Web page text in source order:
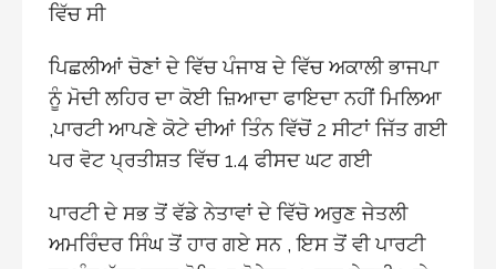
ਵਿੱਚ ਸੀ
ਪਿਛਲੀਆਂ ਚੋਣਾਂ ਦੇ ਵਿੱਚ ਪੰਜਾਬ ਦੇ ਵਿੱਚ ਅਕਾਲੀ ਭਾਜਪਾ
ਨੂੰ ਮੋਦੀ ਲਹਿਰ ਦਾ ਕੋਈ ਜ਼ਿਆਦਾ ਫਾਇਦਾ ਨਹੀਂ ਮਿਲਿਆ
,ਪਾਰਟੀ ਆਪਣੇ ਕੋਟੇ ਦੀਆਂ ਤਿੰਨ ਵਿੱਚੋਂ 2 ਸੀਟਾਂ ਜਿੱਤ ਗਈ
ਪਰ ਵੋਟ ਪ੍ਰਤੀਸ਼ਤ ਵਿੱਚ 1.4 ਫੀਸਦ ਘਟ ਗਈ
ਪਾਰਟੀ ਦੇ ਸਭ ਤੋਂ ਵੱਡੇ ਨੇਤਾਵਾਂ ਦੇ ਵਿੱਚੋ ਅਰੁਣ ਜੇਤਲੀ
ਅਮਰਿੰਦਰ ਸਿੰਘ ਤੋਂ ਹਾਰ ਗਏ ਸਨ , ਇਸ ਤੋਂ ਵੀ ਪਾਰਟੀ